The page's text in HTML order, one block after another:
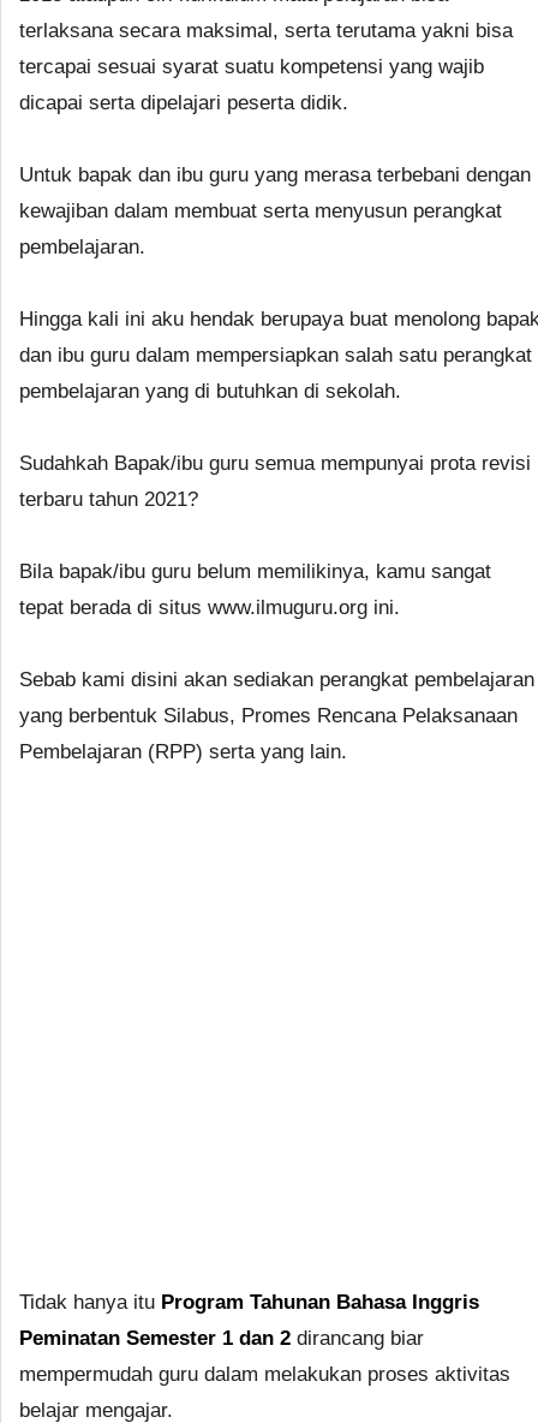
terlaksana secara maksimal, serta terutama yakni bisa
tercapai sesuai syarat suatu kompetensi yang wajib
dicapai serta dipelajari peserta didik.
Untuk bapak dan ibu guru yang merasa terbebani dengan
kewajiban dalam membuat serta menyusun perangkat
pembelajaran.
Hingga kali ini aku hendak berupaya buat menolong
dan ibu guru dalam mempersiapkan salah satu perangkat
pembelajaran yang di butuhkan di sekolah.
Sudahkah Bapak/ibu guru semua mempunyai prota revisi
terbaru tahun 2021?
Bila bapak/ibu guru belum memilikinya, kamu sangat
tepat berada di situs www.ilmuguru.org ini.
Sebab kami disini akan sediakan perangkat pembelajaran
yang berbentuk Silabus, Promes Rencana Pelaksanaan
Pembelajaran (RPP) serta yang lain.
Tidak hanya itu Program Tahunan Bahasa Inggris
Peminatan Semester 1 dan 2 dirancang biar
mempermudah guru dalam melakukan proses aktivitas
belajar mengajar.